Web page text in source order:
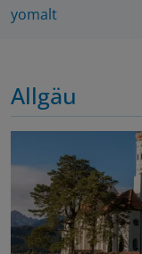
yomalt
Allgäu